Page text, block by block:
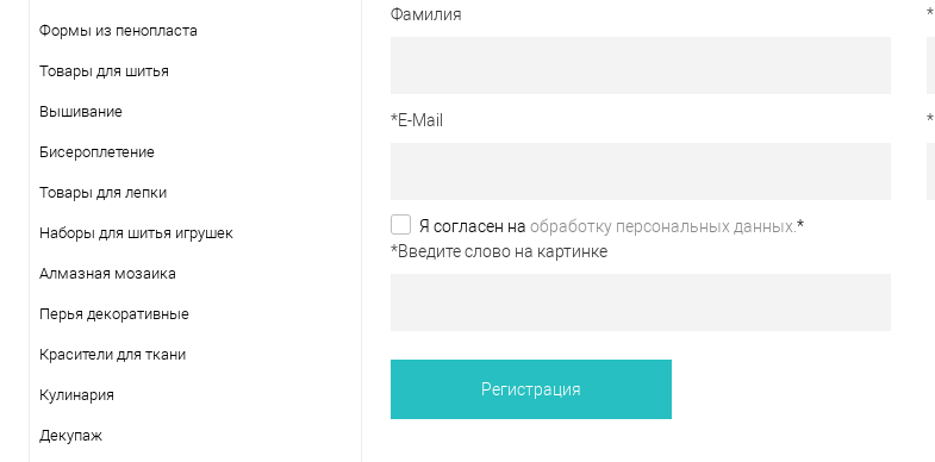
Формы из пенопласта
Товары для шитья
Вышивание
Бисероплетение
Товары для лепки
Наборы для шитья игрушек
Алмазная мозаика
Перья декоративные
Красители для ткани
Кулинария
Декупаж
Фамилия *
*E-Mail *
Я согласен на обработку персональных данных. *
*Введите слово на картинке